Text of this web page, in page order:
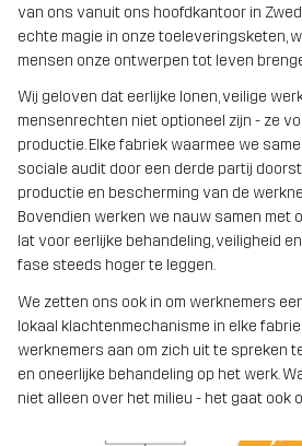
van ons vanuit ons hoofdkantoor in
echte magie in onze toeleveringsketen,
mensen onze ontwerpen tot leven
Wij geloven dat eerlijke lonen, veilige
mensenrechten niet optioneel zijn - ze
productie. Elke fabriek waarmee we
sociale audit door een derde partij
productie en bescherming van de
Bovendien werken we nauw samen met
lat voor eerlijke behandeling, veiligheid
fase steeds hoger te leggen.
We zetten ons ook in om werknemers
lokaal klachtenmechanisme in elke
werknemers aan om zich uit te spreken
en oneerlijke behandeling op het werk.
niet alleen over het milieu - het gaat ook